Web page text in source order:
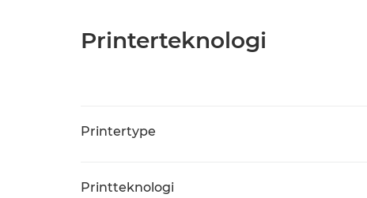
Printerteknologi
Printertype
Printteknologi